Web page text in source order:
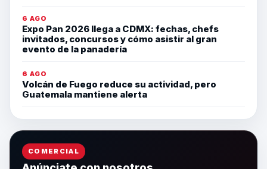
6 AGO
Expo Pan 2026 llega a CDMX: fechas, chefs
invitados, concursos y cómo asistir al gran
evento de la panadería
6 AGO
Volcán de Fuego reduce su actividad, pero
Guatemala mantiene alerta
COMERCIAL